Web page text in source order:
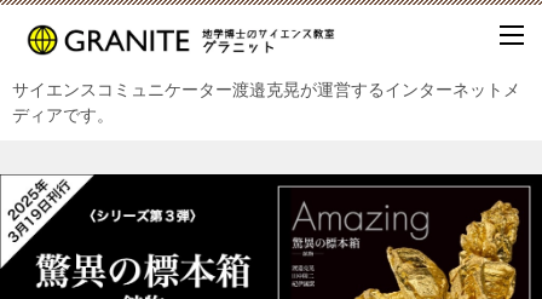
サイエンスコミュニケーター渡邉克晃が運営するインターネットメ
ディアです。